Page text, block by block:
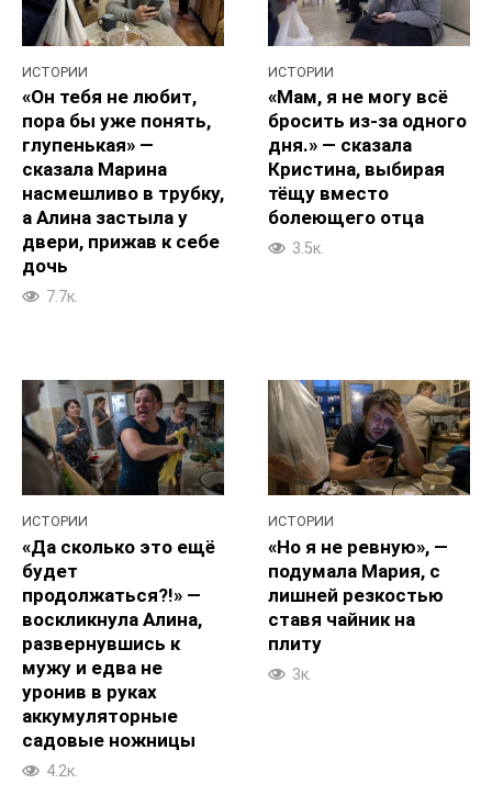
ИСТОРИИ
«Он тебя не любит,
пора бы уже понять,
глупенькая» —
сказала Марина
насмешливо в трубку,
а Алина застыла у
двери, прижав к себе
дочь
7.7к.
ИСТОРИИ
«Мам, я не могу всё
бросить из-за одного
дня.» — сказала
Кристина, выбирая
тёщу вместо
болеющего отца
3.5к.
ИСТОРИИ
«Да сколько это ещё
будет
продолжаться?!» —
воскликнула Алина,
развернувшись к
мужу и едва не
уронив в руках
аккумуляторные
садовые ножницы
4.2к.
ИСТОРИИ
«Но я не ревную», —
подумала Мария, с
лишней резкостью
ставя чайник на
плиту
3к.